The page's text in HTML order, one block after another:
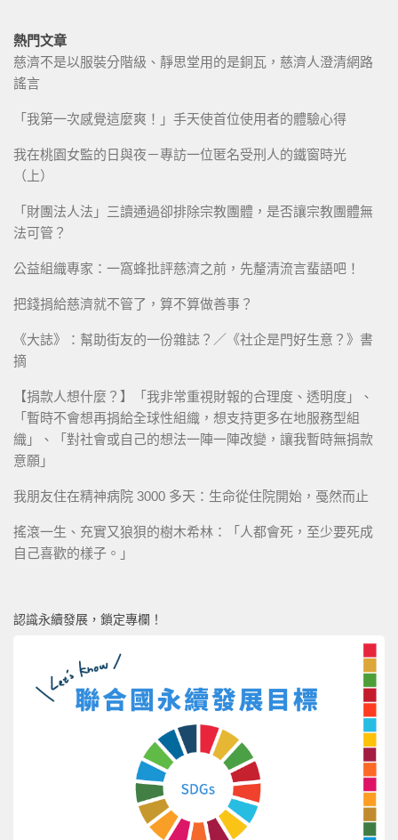
熱門文章
慈濟不是以服裝分階級、靜思堂用的是銅瓦，慈濟人澄清網路
謠言
「我第一次感覺這麼爽！」手天使首位使用者的體驗心得
我在桃園女監的日與夜－專訪一位匿名受刑人的鐵窗時光
（上）
「財團法人法」三讀通過卻排除宗教團體，是否讓宗教團體無
法可管？
公益組織專家：一窩蜂批評慈濟之前，先釐清流言蜚語吧！
把錢捐給慈濟就不管了，算不算做善事？
《大誌》：幫助街友的一份雜誌？／《社企是門好生意？》書
摘
【捐款人想什麼？】「我非常重視財報的合理度、透明度」、
「暫時不會想再捐給全球性組織，想支持更多在地服務型組
織」、「對社會或自己的想法一陣一陣改變，讓我暫時無捐款
意願」
我朋友住在精神病院 3000 多天：生命從住院開始，戞然而止
搖滾一生、充實又狼狽的樹木希林：「人都會死，至少要死成
自己喜歡的樣子。」
認識永續發展，鎖定專欄！